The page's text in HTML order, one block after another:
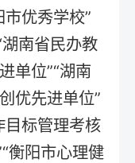
优秀学校”
南省民办教
单位”“湖南
优先进单位”
目标管理考核
衡阳市心理健